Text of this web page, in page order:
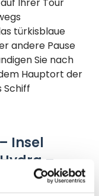
türkisblaue
andere Pause
Sie nach
Hauptort der
Schiff
Insel
–